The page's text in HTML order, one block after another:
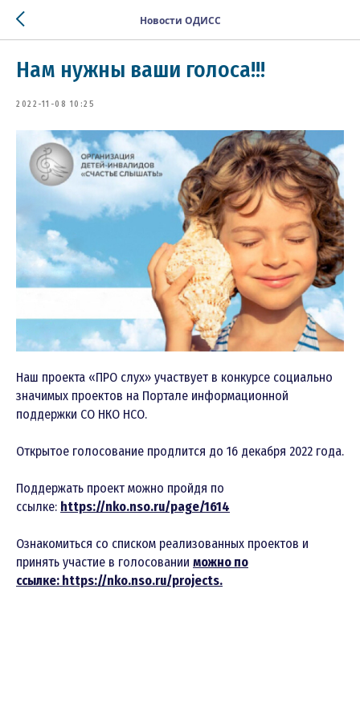
Новости ОДИСС
Нам нужны ваши голоса!!!
2022-11-08 10:25
Наш проекта «ПРО слух» участвует в конкурсе социально
значимых проектов на Портале информационной
поддержки СО НКО НСО.
Открытое голосование продлится до 16 декабря 2022 года.
Поддержать проект можно пройдя по
ссылке: https://nko.nso.ru/page/1614
Ознакомиться со списком реализованных проектов и
принять участие в голосовании можно по
ссылке: https://nko.nso.ru/projects.